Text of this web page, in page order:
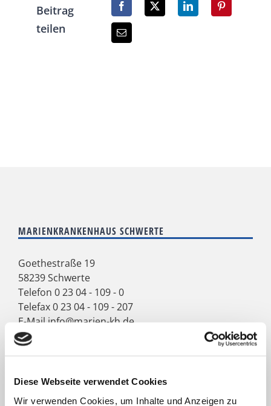
Diese Webseite verwendet Cookies
Wir verwenden Cookies, um Inhalte und Anzeigen zu
Beitrag
teilen
MARIENKRANKENHAUS SCHWERTE
Goethestraße 19
58239 Schwerte
Telefon 0 23 04 - 109 - 0
Telefax 0 23 04 - 109 - 207
E-Mailinfo@marien-kh.de
58239 Schwerte